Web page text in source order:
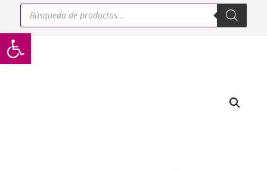
Abrir barra de herramientas
Búsqueda
productos